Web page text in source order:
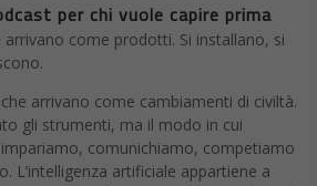
per chi vuole capire prima
come prodotti. Si installano, si
arrivano come cambiamenti di civiltà.
gli strumenti, ma il modo in cui
comunichiamo, competiamo
L’intelligenza artificiale appartiene a